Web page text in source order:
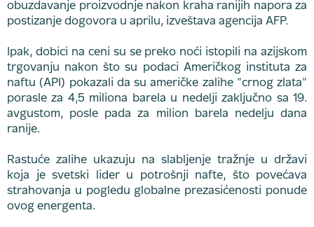
obuzdavanje proizvodnje nakon kraha ranijih napora za
postizanje dogovora u aprilu, izveštava agencija AFP.
Ipak, dobici na ceni su se preko noći istopili na azijskom
trgovanju nakon što su podaci Američkog instituta za
naftu (API) pokazali da su američke zalihe "crnog zlata"
porasle za 4,5 miliona barela u nedelji zaključno sa 19.
avgustom, posle pada za milion barela nedelju dana
ranije.
Rastuće zalihe ukazuju na slabljenje tražnje u državi
koja je svetski lider u potrošnji nafte, što povećava
strahovanja u pogledu globalne prezasićenosti ponude
ovog energenta.